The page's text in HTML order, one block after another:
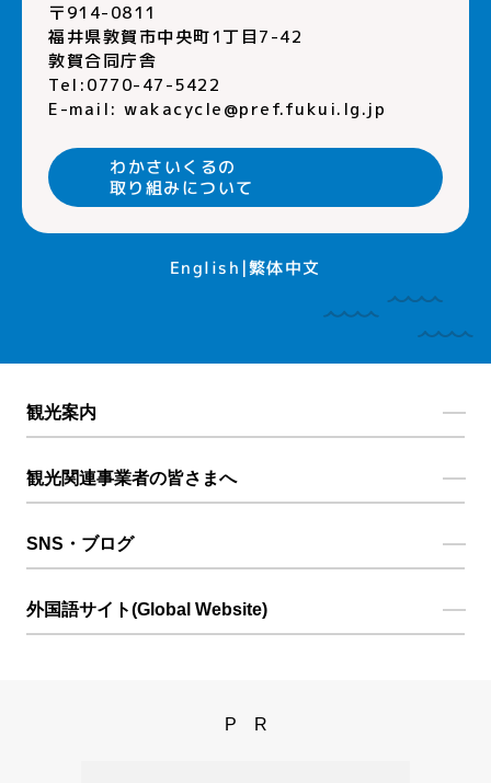
〒914-0811
福井県敦賀市中央町1丁目7-42
敦賀合同庁舎
Tel:0770-47-5422
E-mail: wakacycle@pref.fukui.lg.jp
わかさいくるの
取り組みについて
English 繁体中文
観光案内
観光関連事業者の皆さまへ
SNS・ブログ
外国語サイト(Global Website)
PR